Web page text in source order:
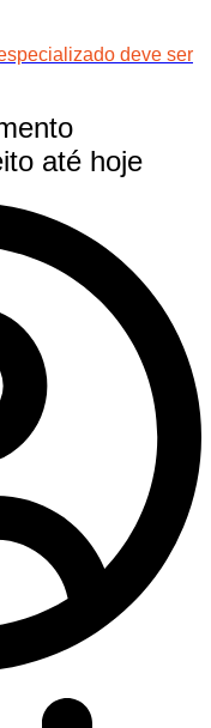
deve ser
até hoje